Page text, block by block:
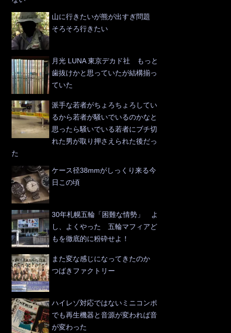
山に行きたいが熊が出すぎ問題
そろそろ行きたい
月光 LUNA 東京デカド社 もっと
歯抜けかと思っていたが結構揃っ
ていた
派手な若者がちょろちょろしてい
るから若者が騒いでいるのかなと
思ったら騒いでいる若者にブチ切
れた男が取り押さえられた後だっ
た
ケース径38mmがしっくり来る今
日この頃
30年札幌五輪「困難な情勢」 よ
し、よくやった 五輪マフィアど
もを徹底的に粉砕せよ！
また変な感じになってきたのか
つばきファクトリー
ハイレゾ対応ではないミニコンポ
でも再生機器と音源が変われば音
が変わった